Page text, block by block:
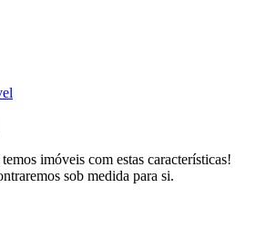
imóveis com estas características!
sob medida para si.